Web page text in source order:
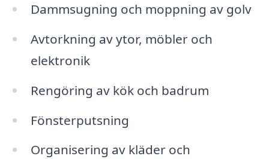
Dammsugning och moppning av golv
Avtorkning av ytor, möbler och
elektronik
Rengöring av kök och badrum
Fönsterputsning
Organisering av kläder och